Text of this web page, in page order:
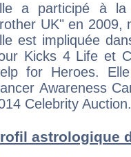
a participé à la
UK" en 2009,
est impliquée
Kicks 4 Life et
for Heroes.
Awareness
Celebrity
astrologique